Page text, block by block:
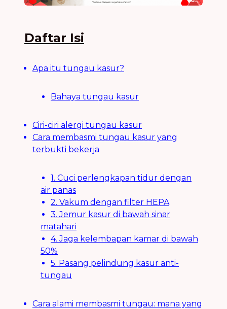
Daftar Isi
Apa itu tungau kasur?
Bahaya tungau kasur
Ciri-ciri alergi tungau kasur
Cara membasmi tungau kasur yang
terbukti bekerja
1. Cuci perlengkapan tidur dengan
air panas
2. Vakum dengan filter HEPA
3. Jemur kasur di bawah sinar
matahari
4. Jaga kelembapan kamar di bawah
50%
5. Pasang pelindung kasur anti-
tungau
Cara alami membasmi tungau: mana yang